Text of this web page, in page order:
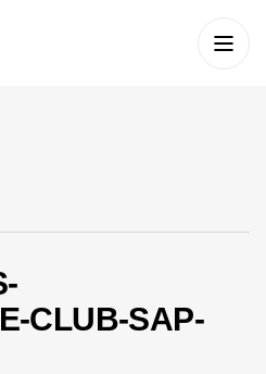
CLUB-SAP-